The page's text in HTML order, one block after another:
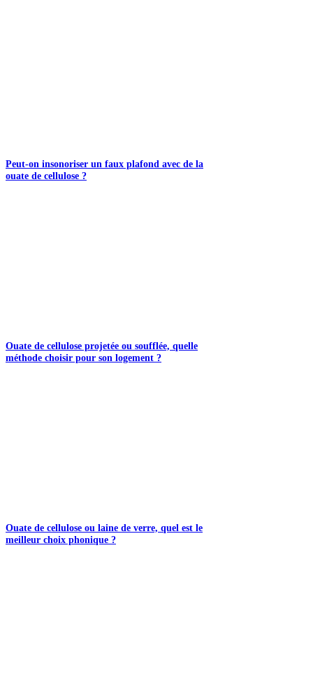
Peut-on insonoriser un faux plafond avec de la
ouate de cellulose ?
Ouate de cellulose projetée ou soufflée, quelle
méthode choisir pour son logement ?
Ouate de cellulose ou laine de verre, quel est le
meilleur choix phonique ?